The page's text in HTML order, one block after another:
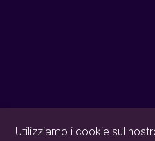
Utilizziamo i cookie sul